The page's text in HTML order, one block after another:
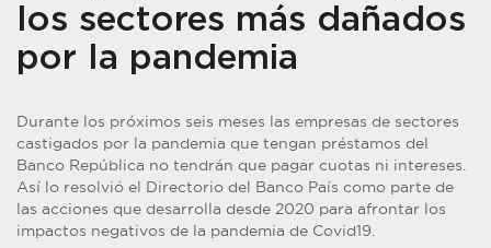
los sectores más dañados
por la pandemia
Durante los próximos seis meses las empresas de sectores
castigados por la pandemia que tengan préstamos del
Banco República no tendrán que pagar cuotas ni intereses.
Así lo resolvió el Directorio del Banco País como parte de
las acciones que desarrolla desde 2020 para afrontar los
impactos negativos de la pandemia de Covid19.